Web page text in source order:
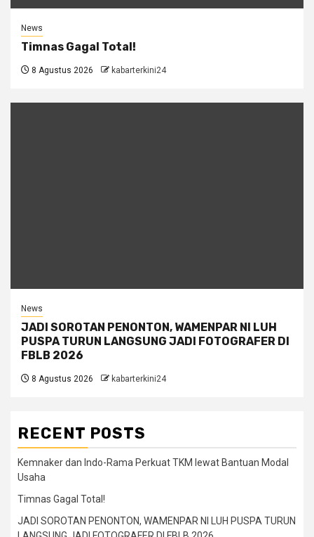
News
Timnas Gagal Total!
8 Agustus 2026 kabarterkini24
News
JADI SOROTAN PENONTON, WAMENPAR NI LUH
PUSPA TURUN LANGSUNG JADI FOTOGRAFER DI
FBLB 2026
8 Agustus 2026 kabarterkini24
RECENT POSTS
Kemnaker dan Indo-Rama Perkuat TKM lewat Bantuan Modal
Usaha
Timnas Gagal Total!
JADI SOROTAN PENONTON, WAMENPAR NI LUH PUSPA TURUN